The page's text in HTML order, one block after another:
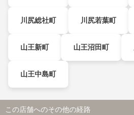
川尻総社町 川尻若葉町
山王新町 山王沼田町
山王中島町
この店舗へのその他の経路